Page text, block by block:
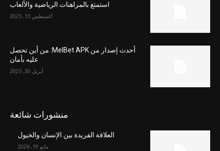
استمتع بالمراهنات الرياضية والألعاب
أغسطس 13, 2025
أحدث إصدار من MelBet APK: من أين تحصل
عليه بأمان
أبريل 30, 2025
منشورات شائعة
العلاقة الفريدة بين الإنسان والخيول
مايو 19, 2026